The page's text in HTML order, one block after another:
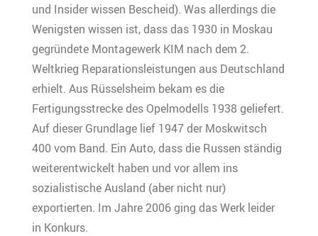
und Insider wissen Bescheid). Was allerdings die
Wenigsten wissen ist, dass das 1930 in Moskau
gegründete Montagewerk KIM nach dem 2.
Weltkrieg Reparationsleistungen aus Deutschland
erhielt. Aus Rüsselsheim bekam es die
Fertigungsstrecke des Opelmodells 1938 geliefert.
Auf dieser Grundlage lief 1947 der Moskwitsch
400 vom Band. Ein Auto, dass die Russen ständig
weiterentwickelt haben und vor allem ins
sozialistische Ausland (aber nicht nur)
exportierten. Im Jahre 2006 ging das Werk leider
in Konkurs.